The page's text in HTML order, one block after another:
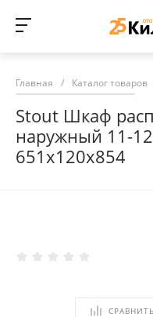
Главная / Каталог товаров
Stout Шкаф
наружный 11-
651х120х854
СРАВНИТЬ